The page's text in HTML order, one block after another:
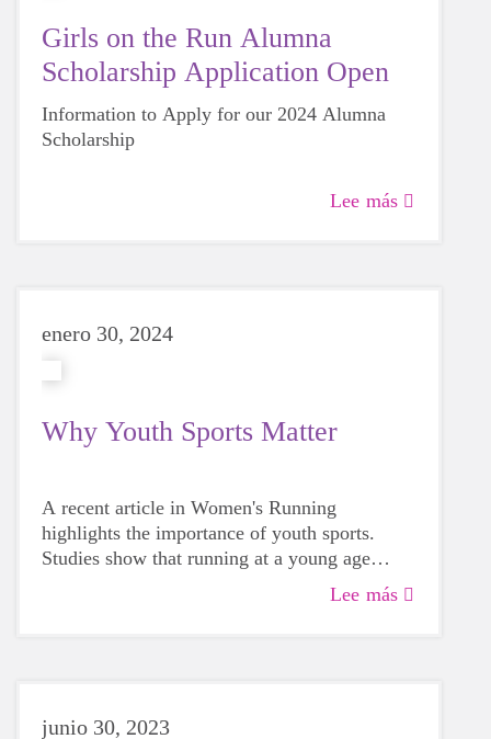
Girls on the Run Alumna
Scholarship Application Open
Information to Apply for our 2024 Alumna
Scholarship
Lee más
enero 30, 2024
Why Youth Sports Matter
A recent article in Women's Running
highlights the importance of youth sports.
Studies show that running at a young age
improves resilience and social interactions,
Lee más
junio 30, 2023